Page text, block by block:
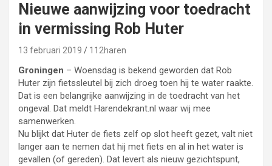
Nieuwe aanwijzing voor toedracht
in vermissing Rob Huter
13 februari 2019 112haren
Groningen – Woensdag is bekend geworden dat Rob
Huter zijn fietssleutel bij zich droeg toen hij te water raakte.
Dat is een belangrijke aanwijzing in de toedracht van het
ongeval. Dat meldt Harendekrant.nl waar wij mee
samenwerken.
Nu blijkt dat Huter de fiets zelf op slot heeft gezet, valt niet
langer aan te nemen dat hij met fiets en al in het water is
gevallen (of gereden). Dat levert als nieuw gezichtspunt,